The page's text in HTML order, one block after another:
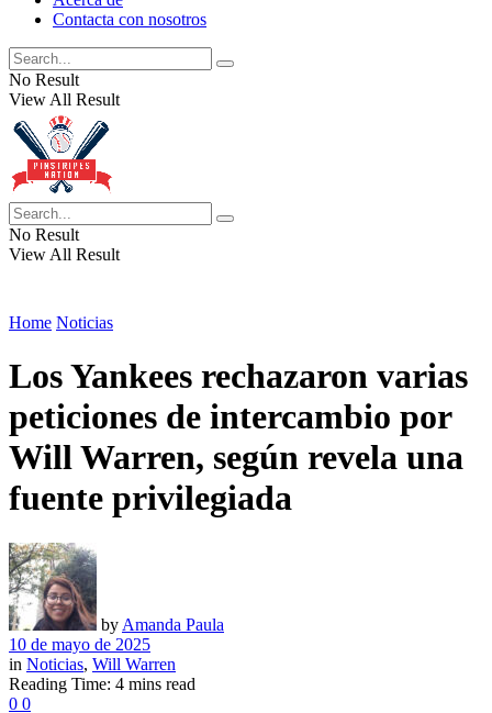
Contacta con nosotros
No Result
View All Result
No Result
View All Result
Home Noticias
Los Yankees rechazaron varias
peticiones de intercambio por
Will Warren, según revela una
fuente privilegiada
by Amanda Paula
10 de mayo de 2025
in Noticias, Will Warren
Reading Time: 4 mins read
0 0